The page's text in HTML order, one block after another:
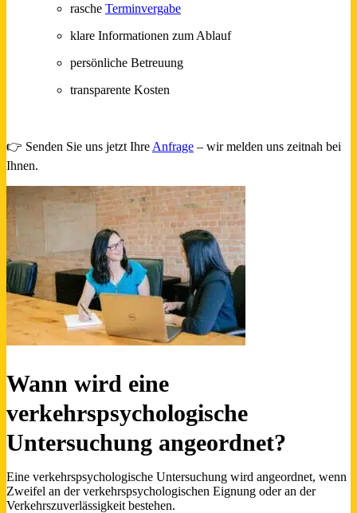
rasche Terminvergabe
klare Informationen zum Ablauf
persönliche Betreuung
transparente Kosten
👉 Senden Sie uns jetzt Ihre Anfrage – wir melden uns zeitnah bei
Ihnen.
Wann wird eine
verkehrspsychologische
Untersuchung angeordnet?
Eine verkehrspsychologische Untersuchung wird angeordnet, wenn
Zweifel an der verkehrspsychologischen Eignung oder an der
Verkehrszuverlässigkeit bestehen.